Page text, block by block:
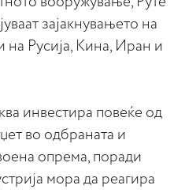
зајакнувањето на
на Русија, Кина, Иран и
инвестира повеќе од
во одбраната и
опрема, поради
мора да реагира